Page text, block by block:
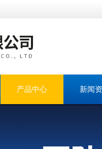
产品中心 新闻